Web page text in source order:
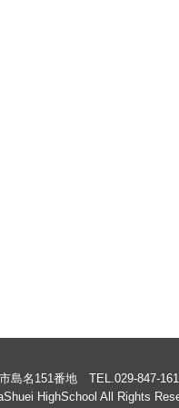
島名151番地 TEL.029-847-
HighSchool All Rights